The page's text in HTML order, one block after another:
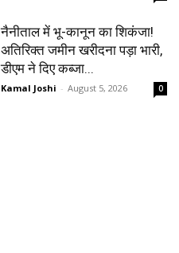
नैनीताल में भू-कानून का शिकंजा!
अतिरिक्त जमीन खरीदना पड़ा भारी,
डीएम ने दिए कब्जा...
Kamal Joshi - August 5, 2026 0